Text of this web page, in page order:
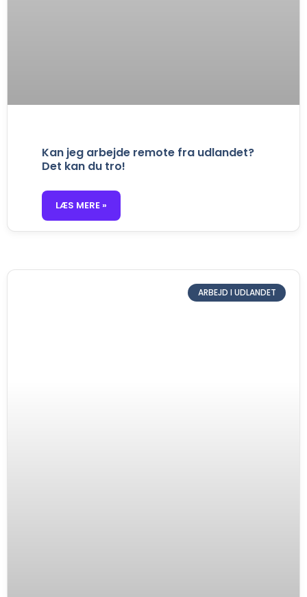
Kan jeg arbejde remote fra udlandet?
Det kan du tro!
LÆS MERE »
ARBEJD I UDLANDET